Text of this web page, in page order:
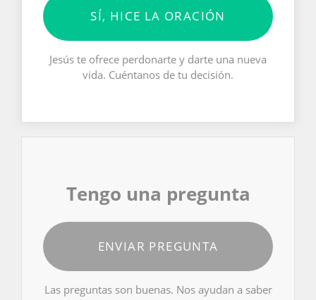
SÍ, HICE LA ORACIÓN
Jesús te ofrece perdonarte y darte una nueva
vida. Cuéntanos de tu decisión.
Tengo una pregunta
ENVIAR PREGUNTA
Las preguntas son buenas. Nos ayudan a saber